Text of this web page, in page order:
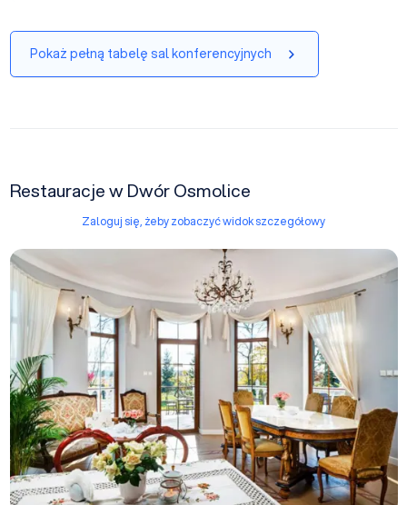
Pokaż pełną tabelę sal konferencyjnych
Restauracje w Dwór Osmolice
Zaloguj się, żeby zobaczyć widok szczegółowy